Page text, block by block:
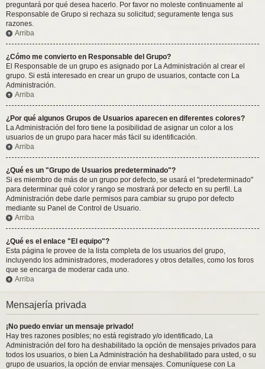
preguntará por qué desea hacerlo. Por favor no moleste continuamente al
Responsable de Grupo si rechaza su solicitud; seguramente tenga sus
razones.
Arriba
¿Cómo me convierto en Responsable del Grupo?
El Responsable de un grupo es asignado por La Administración al crear el
grupo. Si está interesado en crear un grupo de usuarios, contacte con La
Administración.
Arriba
¿Por qué algunos Grupos de Usuarios aparecen en diferentes colores?
La Administración del foro tiene la posibilidad de asignar un color a los
usuarios de un grupo para hacer más fácil su identificación.
Arriba
¿Qué es un "Grupo de Usuarios predeterminado"?
Si es miembro de más de un grupo por defecto, se usará el "predeterminado"
para determinar qué color y rango se mostrará por defecto en su perfil. La
Administración debe darle permisos para cambiar su grupo por defecto
mediante su Panel de Control de Usuario.
Arriba
¿Qué es el enlace "El equipo"?
Esta página le provee de la lista completa de los usuarios del grupo,
incluyendo los administradores, moderadores y otros detalles, como los foros
que se encarga de moderar cada uno.
Arriba
Mensajería privada
¡No puedo enviar un mensaje privado!
Hay tres razones posibles; no está registrado y/o identificado, La
Administración del foro ha deshabilitado la opción de mensajes privados para
todos los usuarios, o bien La Administración ha deshabilitado para usted, o su
grupo de usuarios, la opción de enviar mensajes. Comuníquese con La